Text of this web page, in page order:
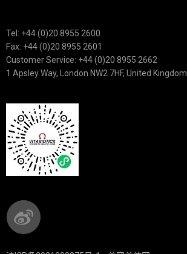
Tel: +44 (0)20 8955 2600
Fax: +44 (0)20 8955 2601
Customer Service: +44 (0)20 8955 2662
1 Apsley Way, London NW2 7HF, United Kingdom